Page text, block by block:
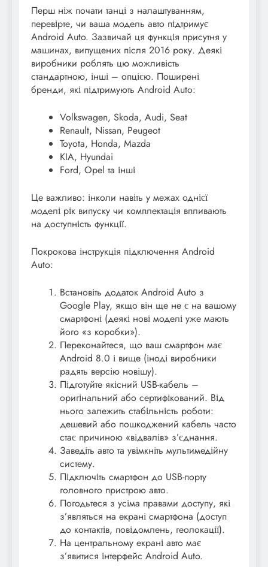
Перш ніж почати танці з налаштуванням,
перевірте, чи ваша модель авто підтримує
Android Auto. Зазвичай ця функція присутня у
машинах, випущених після 2016 року. Деякі
виробники роблять цю можливість
стандартною, інші – опцією. Поширені
бренди, які підтримують Android Auto:
Volkswagen, Skoda, Audi, Seat
Renault, Nissan, Peugeot
Toyota, Honda, Mazda
KIA, Hyundai
Ford, Opel та інші
Це важливо: інколи навіть у межах однієї
моделі рік випуску чи комплектація впливають
на доступність функції.
Покрокова інструкція підключення Android
Auto:
Встановіть додаток Android Auto з
Google Play, якщо він ще не є на вашому
смартфоні (деякі нові моделі уже мають
його «з коробки»).
Переконайтеся, що ваш смартфон має
Android 8.0 і вище (іноді виробники
радять версію новішу).
Підготуйте якісний USB-кабель –
оригінальний або сертифікований. Від
нього залежить стабільність роботи:
дешевий або пошкоджений кабель часто
стає причиною «відвалів» з’єднання.
Заведіть авто та увімкніть мультимедійну
систему.
Підключіть смартфон до USB-порту
головного пристрою авто.
Погодьтеся з усіма правами доступу, які
з’являться на екрані смартфона (доступ
до контактів, повідомлень, геолокації).
На центральному екрані авто має
з’явитися інтерфейс Android Auto.